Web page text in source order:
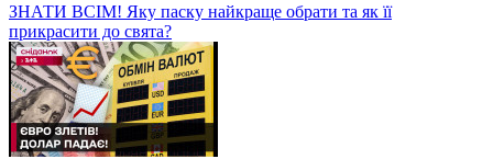
ЗНАТИ ВСІМ! Яку паску найкраще обрати та як її
прикрасити до свята?